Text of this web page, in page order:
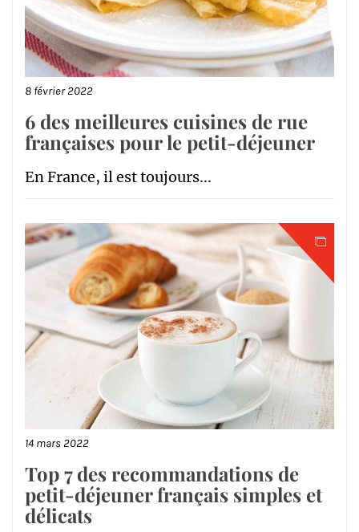
8 février 2022
6 des meilleures cuisines de rue
françaises pour le petit-déjeuner
En France, il est toujours...
14 mars 2022
Top 7 des recommandations de
petit-déjeuner français simples et
délicats